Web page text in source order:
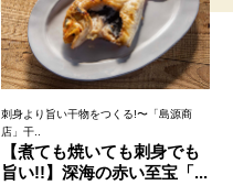
刺身より旨い干物をつくる!〜「島源商
店」干..
【煮ても焼いても刺身でも
旨い!!】深海の赤い至宝「...